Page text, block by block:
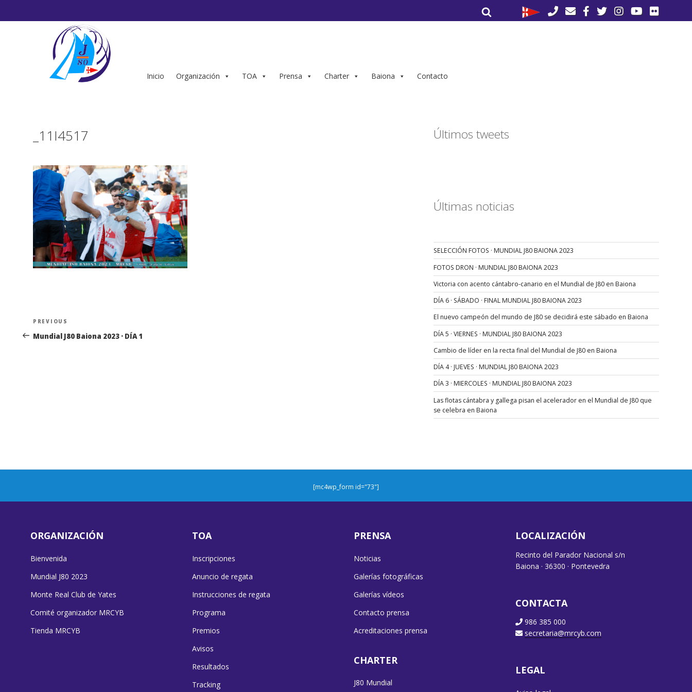
por:
Inicio Organización TOA Prensa Charter Baiona Contacto
_11I4517
Navegación
de
Previous
Post
PREVIOUS
Mundial J80 Baiona 2023 · DÍA 1
Últimos tweets
Últimas noticias
SELECCIÓN FOTOS · MUNDIAL J80 BAIONA 2023
FOTOS DRON · MUNDIAL J80 BAIONA 2023
Victoria con acento cántabro-canario en el Mundial de J80 en Baiona
DÍA 6 · SÁBADO · FINAL MUNDIAL J80 BAIONA 2023
El nuevo campeón del mundo de J80 se decidirá este sábado en Baiona
DÍA 5 · VIERNES · MUNDIAL J80 BAIONA 2023
Cambio de líder en la recta final del Mundial de J80 en Baiona
DÍA 4 · JUEVES · MUNDIAL J80 BAIONA 2023
DÍA 3 · MIERCOLES · MUNDIAL J80 BAIONA 2023
Las flotas cántabra y gallega pisan el acelerador en el Mundial de J80 que
se celebra en Baiona
[mc4wp_form id="73"]
ORGANIZACIÓN
Bienvenida
Mundial J80 2023
Monte Real Club de Yates
Comité organizador MRCYB
Tienda MRCYB
TOA
Inscripciones
Anuncio de regata
Instrucciones de regata
Programa
Premios
Avisos
Resultados
Tracking
PRENSA
Noticias
Galerías fotográficas
Galerías vídeos
Contacto prensa
Acreditaciones prensa
CHARTER
J80 Mundial
LOCALIZACIÓN
Recinto del Parador Nacional s/n
Baiona · 36300 · Pontevedra
CONTACTA
986 385 000
secretaria@mrcyb.com
LEGAL